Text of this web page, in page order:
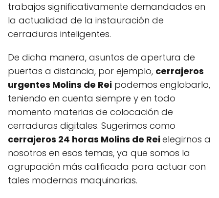
trabajos significativamente demandados en
la actualidad de la instauración de
cerraduras inteligentes.
De dicha manera, asuntos de apertura de
puertas a distancia, por ejemplo, cerrajeros
urgentes Molins de Rei podemos englobarlo,
teniendo en cuenta siempre y en todo
momento materias de colocación de
cerraduras digitales. Sugerimos como
cerrajeros 24 horas Molins de Reielegirnos a
nosotros en esos temas, ya que somos la
agrupación más calificada para actuar con
tales modernas maquinarias.